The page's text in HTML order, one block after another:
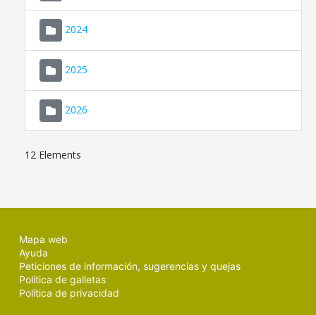
2024
2025
2026
12 Elements
Mapa web
Ayuda
Peticiones de información, sugerencias y quejas
Política de galletas
Política de privacidad